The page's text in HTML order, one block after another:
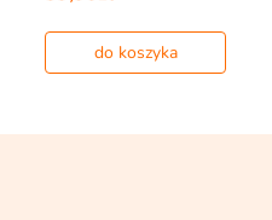
do koszyka